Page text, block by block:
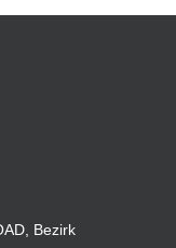
Bezirk